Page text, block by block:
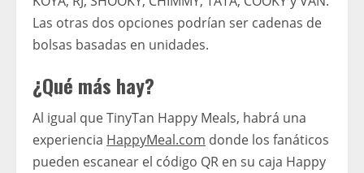
Las otras dos opciones podrían ser cadenas de
bolsas basadas en unidades.
¿Qué más hay?
Al igual que TinyTan Happy Meals, habrá una
experiencia HappyMeal.com donde los fanáticos
pueden escanear el código QR en su caja Happy